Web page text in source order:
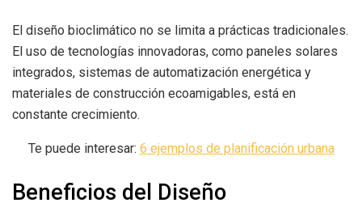
El diseño bioclimático no se limita a prácticas tradicionales.
El uso de tecnologías innovadoras, como paneles solares
integrados, sistemas de automatización energética y
materiales de construcción ecoamigables, está en
constante crecimiento.
Te puede interesar: 6 ejemplos de planificación urbana
Beneficios del Diseño